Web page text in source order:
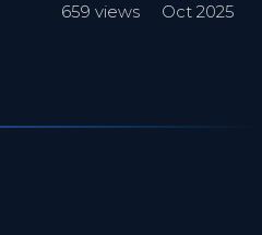
659 views
Oct 2025